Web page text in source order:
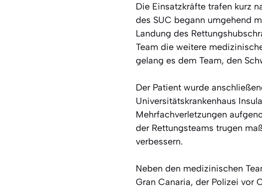
Die Einsatzkräfte trafen kurz
des SUC begann umgehend
Landung des
Team die weitere
gelang es dem Team, den
Der Patient wurde
Universitätskrankenhaus
Mehrfachverletzungen
der Rettungsteams trugen
verbessern.
Neben den medizinischen
Gran Canaria, der Polizei vor